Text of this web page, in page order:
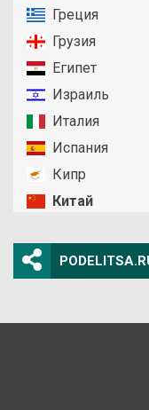
Греция
Грузия
Египет
Израиль
Италия
Испания
Кипр
Китай